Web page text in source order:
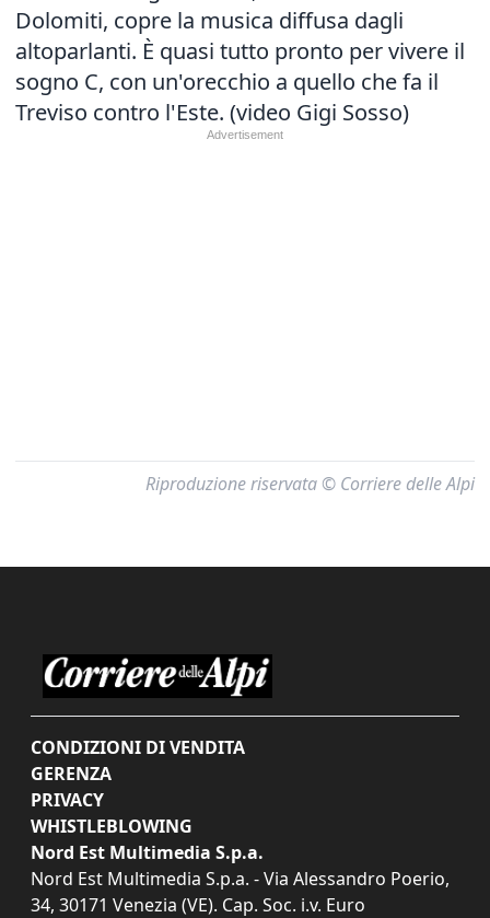
Dolomiti, copre la musica diffusa dagli
altoparlanti. È quasi tutto pronto per vivere il
sogno C, con un'orecchio a quello che fa il
Treviso contro l'Este. (video Gigi Sosso)
Riproduzione riservata © Corriere delle Alpi
CONDIZIONI DI VENDITA
GERENZA
PRIVACY
WHISTLEBLOWING
Nord Est Multimedia S.p.a.
Nord Est Multimedia S.p.a. - Via Alessandro Poerio,
34, 30171 Venezia (VE). Cap. Soc. i.v. Euro